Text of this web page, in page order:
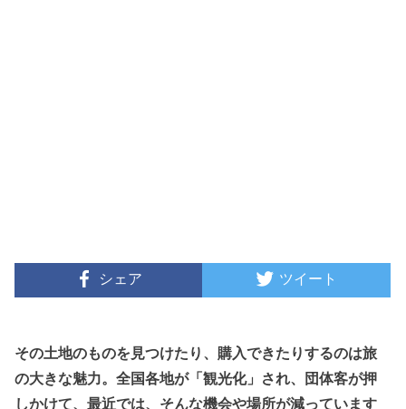
シェア ツイート
その土地のものを見つけたり、購入できたりするのは旅
の大きな魅力。全国各地が「観光化」され、団体客が押
しかけて、最近では、そんな機会や場所が減っています